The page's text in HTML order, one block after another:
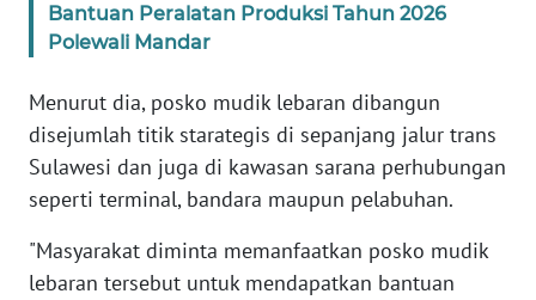
Bantuan Peralatan Produksi Tahun 2026
Polewali Mandar
Menurut dia, posko mudik lebaran dibangun
disejumlah titik starategis di sepanjang jalur trans
Sulawesi dan juga di kawasan sarana perhubungan
seperti terminal, bandara maupun pelabuhan.
"Masyarakat diminta memanfaatkan posko mudik
lebaran tersebut untuk mendapatkan bantuan
WN
WN
SULTRA
NTB